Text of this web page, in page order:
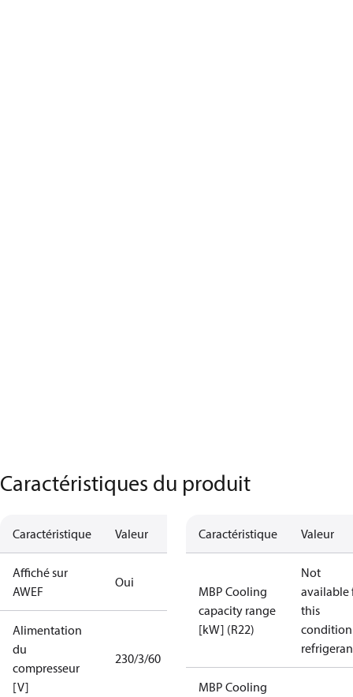
Caractéristiques du produit
Caractéristique Valeur
Affiché sur
AWEF
Oui
Alimentation
du
compresseur
[V]
230/3/60
Caractéristique Valeur
MBP Cooling
capacity range
[kW] (R22)
Not
available
this
MBP Cooling